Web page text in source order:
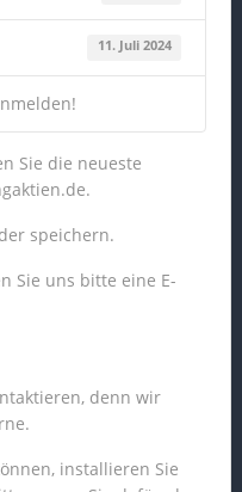
11. Juli 2024
Sie die neueste
speichern.
Sie uns bitte eine E-
denn wir
installieren Sie